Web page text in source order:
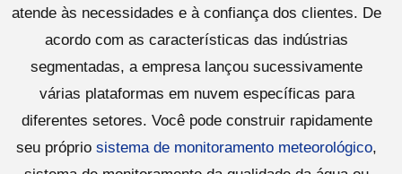
atende às necessidades e à confiança dos clientes. De
acordo com as características das indústrias
segmentadas, a empresa lançou sucessivamente
várias plataformas em nuvem específicas para
diferentes setores. Você pode construir rapidamente
seu próprio sistema de monitoramento meteorológico,